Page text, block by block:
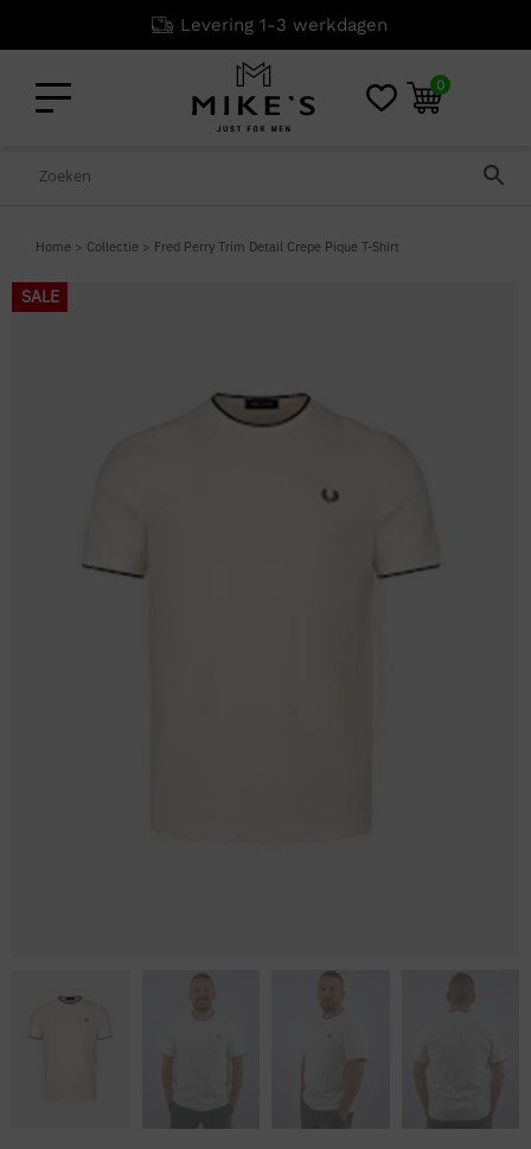
Levering 1-3 werkdagen
0
Home > Collectie > Fred Perry Trim Detail Crepe Pique T-Shirt
SALE